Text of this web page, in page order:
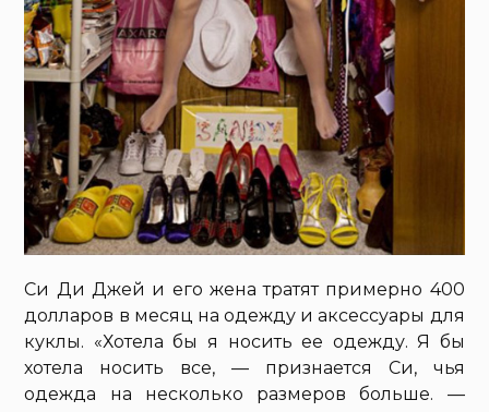
Си Ди Джей и его жена тратят примерно 400
долларов в месяц на одежду и аксессуары для
куклы. «Хотела бы я носить ее одежду. Я бы
хотела носить все, — признается Си, чья
одежда на несколько размеров больше. —